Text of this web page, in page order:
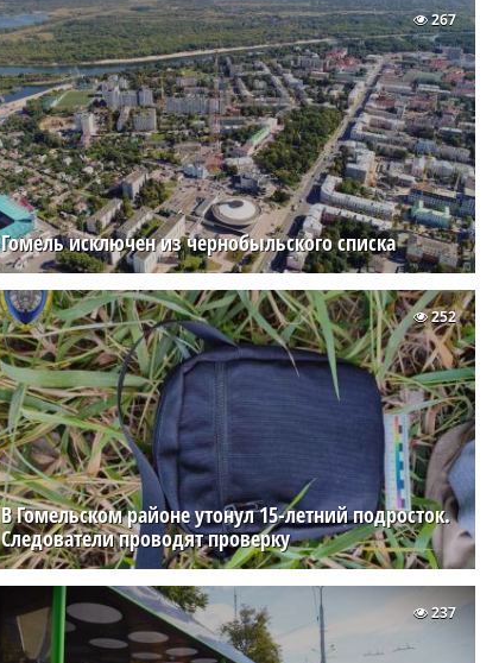
Гомель исключен из чернобыльского списка
267
В Гомельском районе утонул 15-летний подросток.
Следователи проводят проверку
252
237